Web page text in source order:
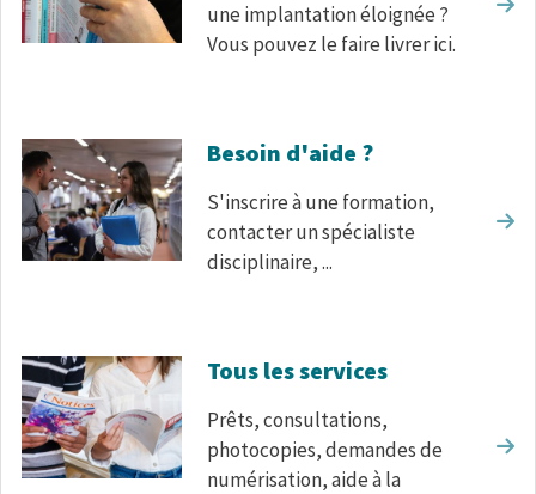
une implantation éloignée ?
Vous pouvez le faire livrer ici.
Besoin d'aide ?
S'inscrire à une formation,
contacter un spécialiste
disciplinaire, ...
Tous les services
Prêts, consultations,
photocopies, demandes de
numérisation, aide à la